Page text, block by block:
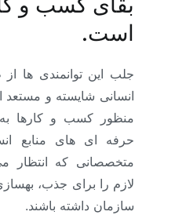
است.
جلب این توانمندی ها
انسانی شایسته و مستعد
منظور کسب و کارها
حرفه ای های منابع
متخصصانی که انتظار
لازم را برای جذب،
سازمان داشته باشند.